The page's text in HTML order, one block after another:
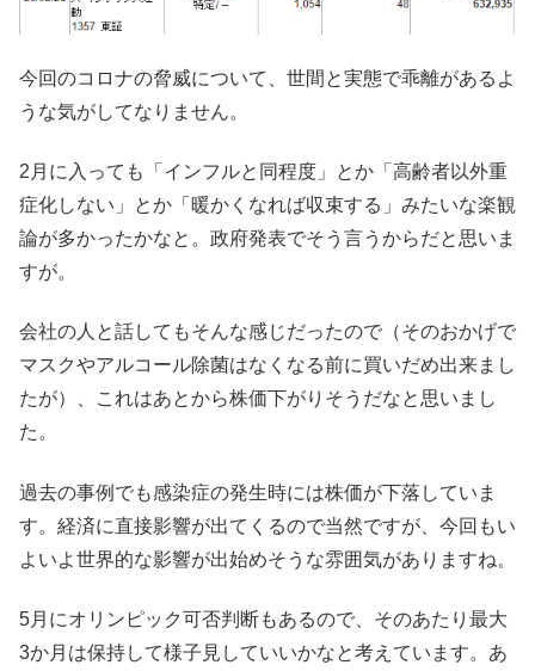
今回のコロナの脅威について、世間と実態で乖離があるよ
うな気がしてなりません。
2月に入っても「インフルと同程度」とか「高齢者以外重
症化しない」とか「暖かくなれば収束する」みたいな楽観
論が多かったかなと。政府発表でそう言うからだと思いま
すが。
会社の人と話してもそんな感じだったので（そのおかげで
マスクやアルコール除菌はなくなる前に買いだめ出来まし
たが）、これはあとから株価下がりそうだなと思いまし
た。
過去の事例でも感染症の発生時には株価が下落していま
す。経済に直接影響が出てくるので当然ですが、今回もい
よいよ世界的な影響が出始めそうな雰囲気がありますね。
5月にオリンピック可否判断もあるので、そのあたり最大
3か月は保持して様子見していいかなと考えています。あ